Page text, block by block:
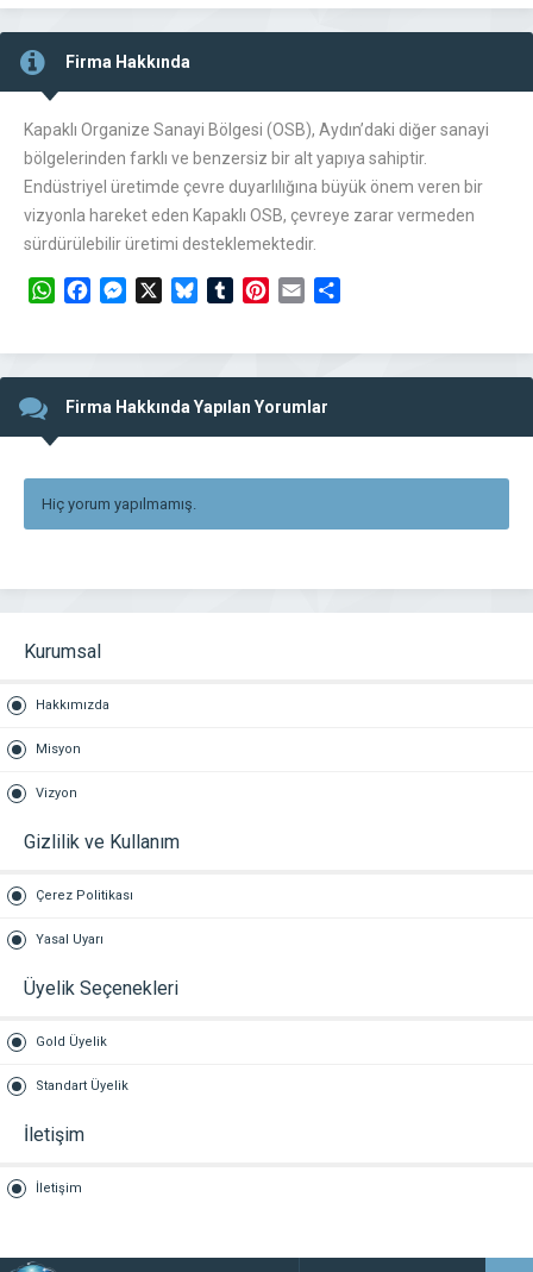
Firma Hakkında
Kapaklı Organize Sanayi Bölgesi (OSB), Aydın’daki diğer sanayi
bölgelerinden farklı ve benzersiz bir alt yapıya sahiptir.
Endüstriyel üretimde çevre duyarlılığına büyük önem veren bir
vizyonla hareket eden Kapaklı OSB, çevreye zarar vermeden
sürdürülebilir üretimi desteklemektedir.
WhatsAppFacebookMessengerBlueskyTumblrPinterest
Email
Firma Hakkında Yapılan Yorumlar
Hiç yorum yapılmamış.
Kurumsal
Hakkımızda
Misyon
Vizyon
Gizlilik ve Kullanım
Çerez Politikası
Yasal Uyarı
Üyelik Seçenekleri
Gold Üyelik
Standart Üyelik
İletişim
İletişim